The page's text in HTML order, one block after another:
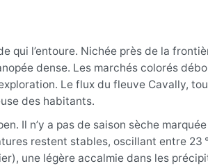
qui l’entoure. Nichée près de la
dense. Les marchés colorés
Le flux du fleuve Cavally,
des habitants.
Il n’y a pas de saison sèche
restent stables, oscillant entre 23
une légère accalmie dans les